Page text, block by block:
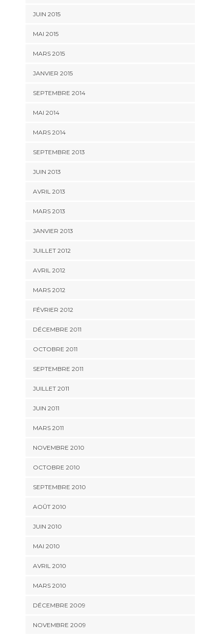
JUIN 2015
MAI 2015
MARS 2015
JANVIER 2015
SEPTEMBRE 2014
MAI 2014
MARS 2014
SEPTEMBRE 2013
JUIN 2013
AVRIL 2013
MARS 2013
JANVIER 2013
JUILLET 2012
AVRIL 2012
MARS 2012
FÉVRIER 2012
DÉCEMBRE 2011
OCTOBRE 2011
SEPTEMBRE 2011
JUILLET 2011
JUIN 2011
MARS 2011
NOVEMBRE 2010
OCTOBRE 2010
SEPTEMBRE 2010
AOÛT 2010
JUIN 2010
MAI 2010
AVRIL 2010
MARS 2010
DÉCEMBRE 2009
NOVEMBRE 2009